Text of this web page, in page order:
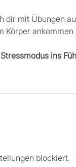
dir mit Übungen
Körper ankommen
ins
blockiert.